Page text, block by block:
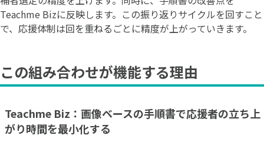
Teachme Bizに反映します。この振り返りサイクルを回すこと
で、応援体制は回を重ねるごとに精度が上がっていきます。
この組み合わせが機能する理由
Teachme Biz：画像ベースの手順書で応援者の立ち上
がり時間を最小化する